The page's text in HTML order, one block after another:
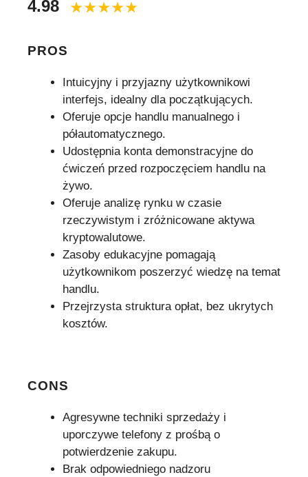
4.98
PROS
Intuicyjny i przyjazny użytkownikowi
interfejs, idealny dla początkujących.
Oferuje opcje handlu manualnego i
półautomatycznego.
Udostępnia konta demonstracyjne do
ćwiczeń przed rozpoczęciem handlu na
żywo.
Oferuje analizę rynku w czasie
rzeczywistym i zróżnicowane aktywa
kryptowalutowe.
Zasoby edukacyjne pomagają
użytkownikom poszerzyć wiedzę na temat
handlu.
Przejrzysta struktura opłat, bez ukrytych
kosztów.
CONS
Agresywne techniki sprzedaży i
uporczywe telefony z prośbą o
potwierdzenie zakupu.
Brak odpowiedniego nadzoru